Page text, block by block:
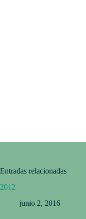
Entradas relacionadas
2012
junio 2, 2016